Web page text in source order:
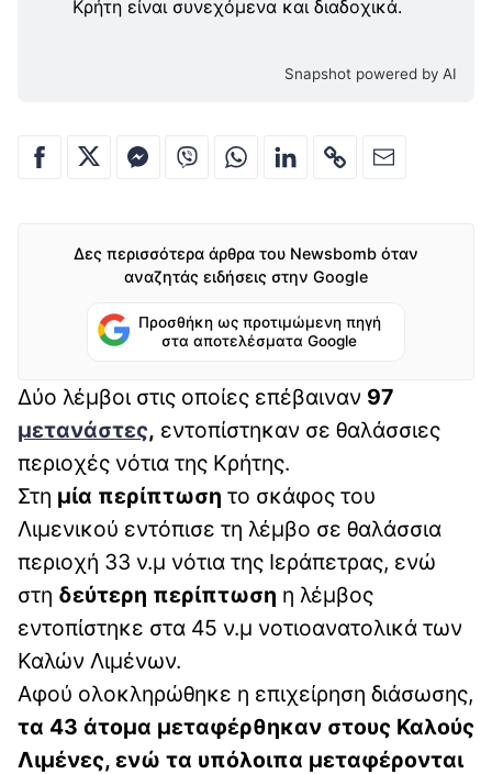
Κρήτη είναι συνεχόμενα και διαδοχικά.
Snapshot powered by AI
Δες περισσότερα άρθρα του Newsbomb όταν
αναζητάς ειδήσεις στην Google
Προσθήκη ως προτιμώμενη πηγή
στα αποτελέσματα Google
Δύο λέμβοι στις οποίες επέβαιναν 97
μετανάστες, εντοπίστηκαν σε θαλάσσιες
περιοχές νότια της Κρήτης.
Στη μία περίπτωση το σκάφος του
Λιμενικού εντόπισε τη λέμβο σε θαλάσσια
περιοχή 33 ν.μ νότια της Ιεράπετρας, ενώ
στη δεύτερη περίπτωση η λέμβος
εντοπίστηκε στα 45 ν.μ νοτιοανατολικά των
Καλών Λιμένων.
Αφού ολοκληρώθηκε η επιχείρηση διάσωσης,
τα 43 άτομα μεταφέρθηκαν στους Καλούς
Λιμένες, ενώ τα υπόλοιπα μεταφέρονται